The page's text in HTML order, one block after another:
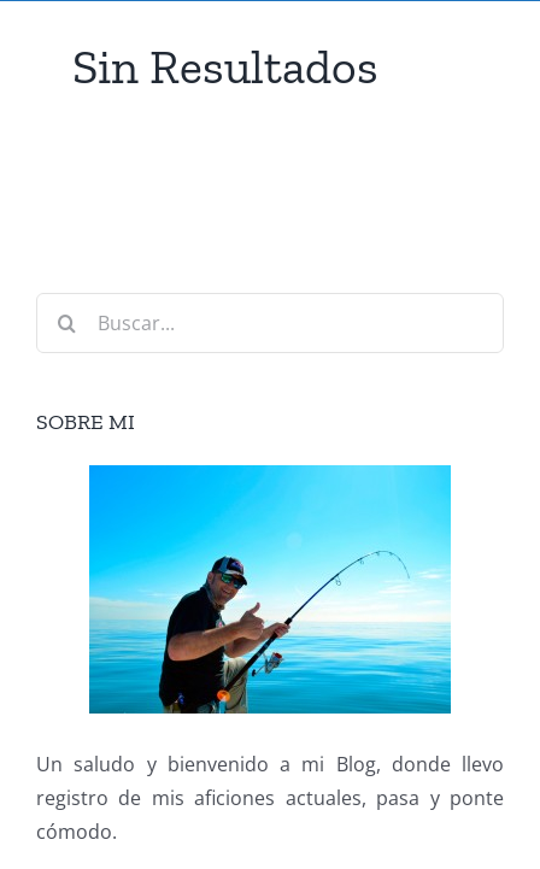
Sin Resultados
Buscar:
SOBRE MI
Un saludo y bienvenido a mi Blog, donde llevo
registro de mis aficiones actuales, pasa y ponte
cómodo.